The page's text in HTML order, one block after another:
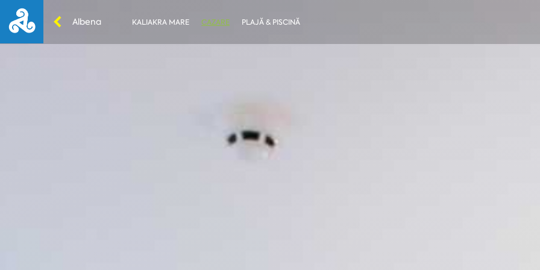
Albena KALIAKRA MARE CAZARE PLAJĂ & PISCINĂ